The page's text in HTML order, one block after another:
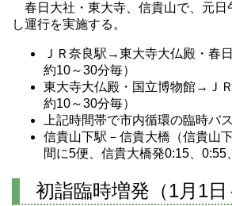
春日大社・東大寺、信貴山で、元日
し運行を実施する。
ＪＲ奈良駅→東大寺大仏殿・春
約10～30分毎）
東大寺大仏殿・国立博物館→Ｊ
約10～30分毎）
上記時間帯で市内循環の臨時バ
信貴山下駅－信貴大橋（信貴山
間に5便、信貴大橋発0:15、0:55
初詣臨時増発（1月1日